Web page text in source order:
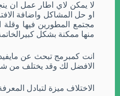
لا يمكن لاي اطار عمل ان
او حل المشاكل واضافة
مجتمع المطورين فيها وقلة
منها ممكنة بشكل
انت كمبرمج تبحث عن
الافضل لك وقد يختلف من
الاختلاف ميزة لتبادل